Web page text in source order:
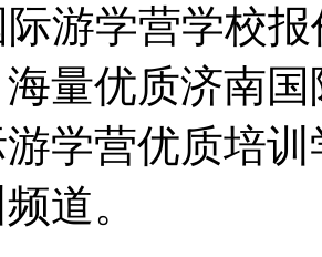
游学营学校
量优质济南
学营优质培
道。